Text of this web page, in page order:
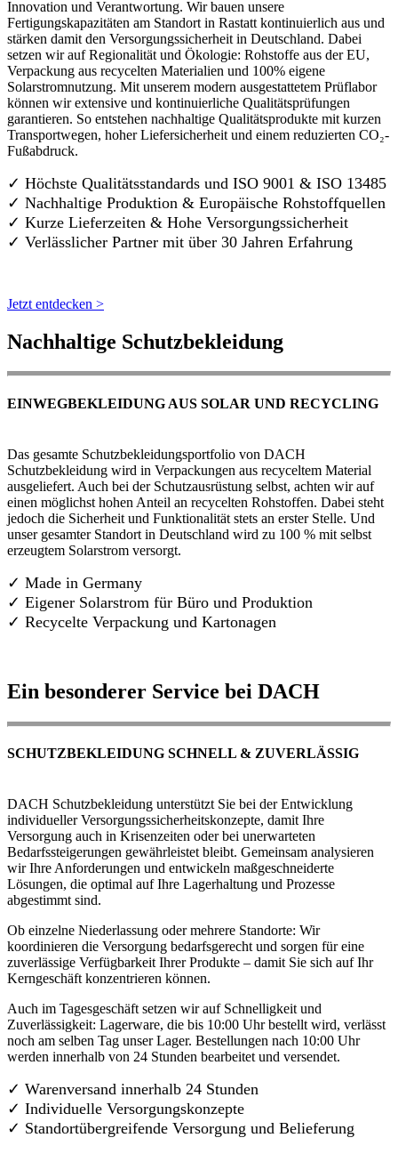
Innovation und Verantwortung. Wir bauen unsere
Fertigungskapazitäten am Standort in Rastatt kontinuierlich aus und
stärken damit den Versorgungssicherheit in Deutschland. Dabei
setzen wir auf Regionalität und Ökologie: Rohstoffe aus der EU,
Verpackung aus recycelten Materialien und 100% eigene
Solarstromnutzung. Mit unserem modern ausgestattetem Prüflabor
können wir extensive und kontinuierliche Qualitätsprüfungen
garantieren. So entstehen nachhaltige Qualitätsprodukte mit kurzen
Transportwegen, hoher Liefersicherheit und einem reduzierten CO₂-
Fußabdruck.
✓ Höchste Qualitätsstandards und ISO 9001 & ISO 13485
✓ Nachhaltige Produktion & Europäische Rohstoffquellen
✓ Kurze Lieferzeiten & Hohe Versorgungssicherheit
✓ Verlässlicher Partner mit über 30 Jahren Erfahrung
Jetzt entdecken >
Nachhaltige Schutzbekleidung
EINWEGBEKLEIDUNG AUS SOLAR UND RECYCLING
Das gesamte Schutzbekleidungsportfolio von DACH
Schutzbekleidung wird in Verpackungen aus recyceltem Material
ausgeliefert. Auch bei der Schutzausrüstung selbst, achten wir auf
einen möglichst hohen Anteil an recycelten Rohstoffen. Dabei steht
jedoch die Sicherheit und Funktionalität stets an erster Stelle. Und
unser gesamter Standort in Deutschland wird zu 100 % mit selbst
erzeugtem Solarstrom versorgt.
✓ Made in Germany
✓ Eigener Solarstrom für Büro und Produktion
✓ Recycelte Verpackung und Kartonagen
Ein besonderer Service bei DACH
SCHUTZBEKLEIDUNG SCHNELL & ZUVERLÄSSIG
DACH Schutzbekleidung unterstützt Sie bei der Entwicklung
individueller Versorgungssicherheitskonzepte, damit Ihre
Versorgung auch in Krisenzeiten oder bei unerwarteten
Bedarfssteigerungen gewährleistet bleibt. Gemeinsam analysieren
wir Ihre Anforderungen und entwickeln maßgeschneiderte
Lösungen, die optimal auf Ihre Lagerhaltung und Prozesse
abgestimmt sind.
Ob einzelne Niederlassung oder mehrere Standorte: Wir
koordinieren die Versorgung bedarfsgerecht und sorgen für eine
zuverlässige Verfügbarkeit Ihrer Produkte – damit Sie sich auf Ihr
Kerngeschäft konzentrieren können.
Auch im Tagesgeschäft setzen wir auf Schnelligkeit und
Zuverlässigkeit: Lagerware, die bis 10:00 Uhr bestellt wird, verlässt
noch am selben Tag unser Lager. Bestellungen nach 10:00 Uhr
werden innerhalb von 24 Stunden bearbeitet und versendet.
✓ Warenversand innerhalb 24 Stunden
✓ Individuelle Versorgungskonzepte
✓ Standortübergreifende Versorgung und Belieferung